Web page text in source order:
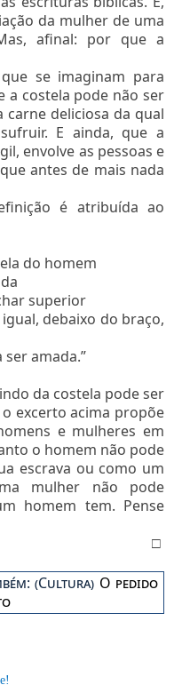
da mulher de uma
afinal: por que a
se imaginam para
a costela pode não ser
carne deliciosa da qual
E ainda, que a
envolve as pessoas e
antes de mais nada
é atribuída ao
do homem
superior
debaixo do braço,
amada.”
da costela pode ser
excerto acima propõe
e mulheres em
o homem não pode
escrava ou como um
mulher não pode
homem tem. Pense
□
(Cultura) O pedido